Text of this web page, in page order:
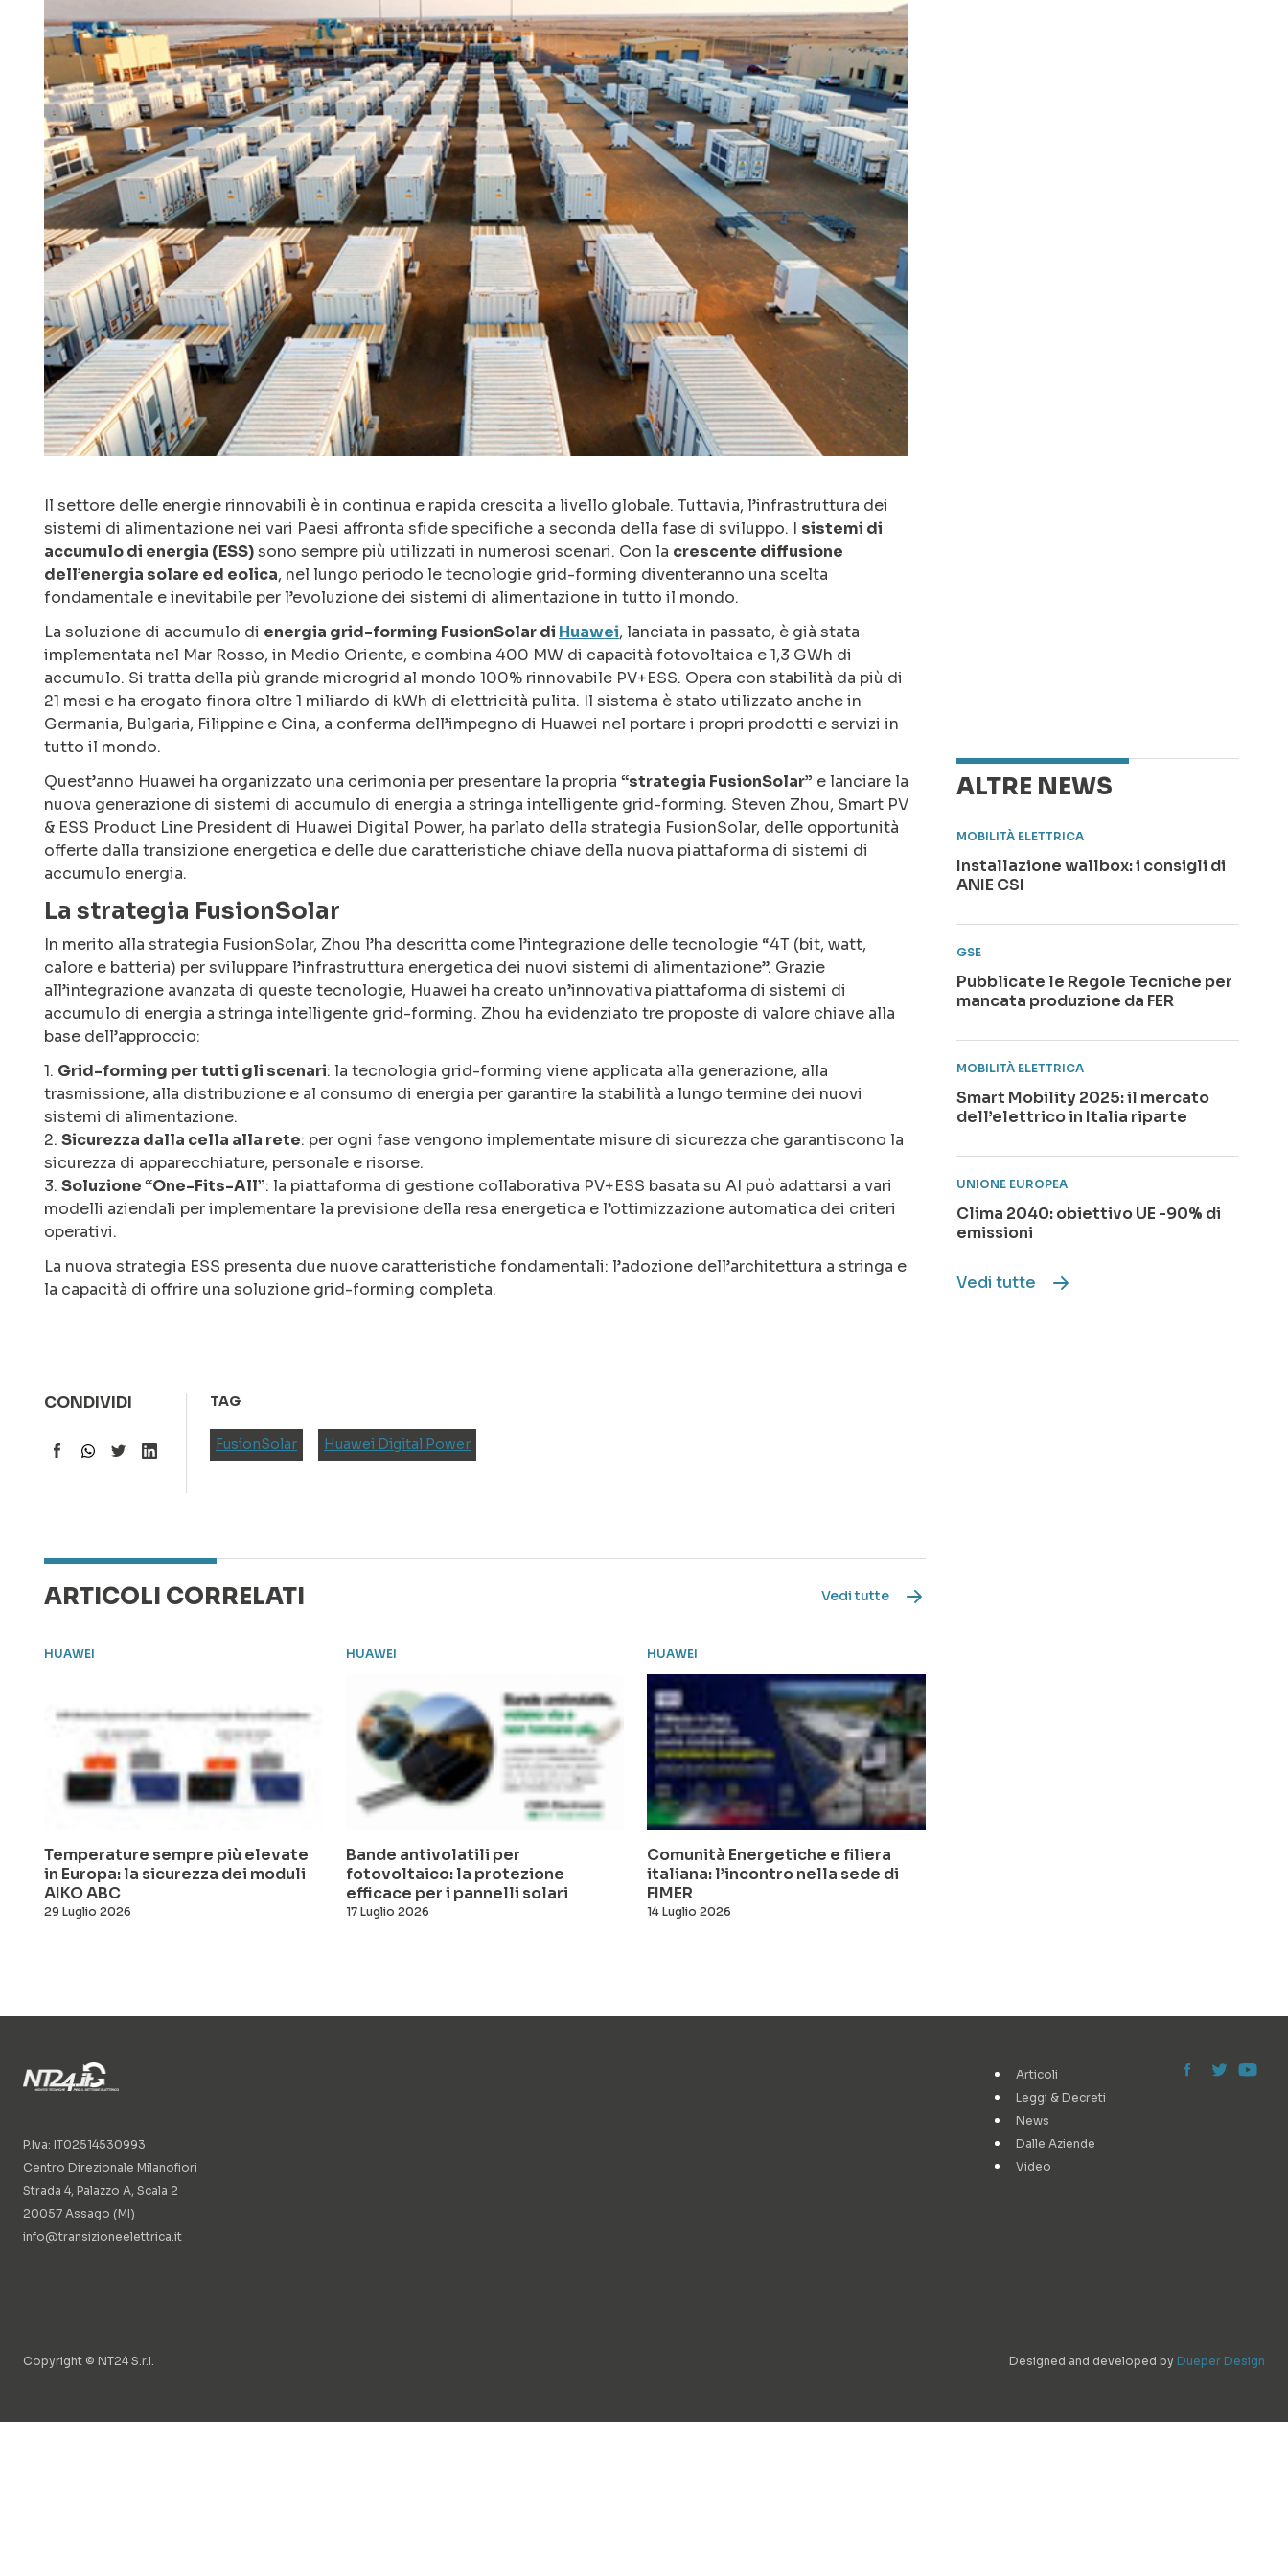
Il settore delle energie rinnovabili è in continua e rapida crescita a livello globale. Tuttavia, l’infrastruttura dei
sistemi di alimentazione nei vari Paesi affronta sfide specifiche a seconda della fase di sviluppo. I sistemi di
accumulo di energia (ESS)sono sempre più utilizzati in numerosi scenari. Con la crescente diffusione
dell’energia solare ed eolica, nel lungo periodo le tecnologie grid-forming diventeranno una scelta
fondamentale e inevitabile per l’evoluzione dei sistemi di alimentazione in tutto il mondo.
La soluzione di accumulo di energia grid-forming FusionSolar di Huawei, lanciata in passato, è già stata
implementata nel Mar Rosso, in Medio Oriente, e combina 400 MW di capacità fotovoltaica e 1,3 GWh di
accumulo. Si tratta della più grande microgrid al mondo 100% rinnovabile PV+ESS. Opera con stabilità da più di
21 mesi e ha erogato finora oltre 1 miliardo di kWh di elettricità pulita. Il sistema è stato utilizzato anche in
Germania, Bulgaria, Filippine e Cina, a conferma dell’impegno di Huawei nel portare i propri prodotti e servizi in
tutto il mondo.
Quest’anno Huawei ha organizzato una cerimonia per presentare la propria “strategia FusionSolar” e lanciare la
nuova generazione di sistemi di accumulo di energia a stringa intelligente grid-forming. Steven Zhou, Smart PV
& ESS Product Line President di Huawei Digital Power, ha parlato della strategia FusionSolar, delle opportunità
offerte dalla transizione energetica e delle due caratteristiche chiave della nuova piattaforma di sistemi di
accumulo energia.
La strategia FusionSolar
In merito alla strategia FusionSolar, Zhou l’ha descritta come l’integrazione delle tecnologie “4T (bit, watt,
calore e batteria) per sviluppare l’infrastruttura energetica dei nuovi sistemi di alimentazione”. Grazie
all’integrazione avanzata di queste tecnologie, Huawei ha creato un’innovativa piattaforma di sistemi di
accumulo di energia a stringa intelligente grid-forming. Zhou ha evidenziato tre proposte di valore chiave alla
base dell’approccio:
1. Grid-forming per tutti gli scenari: la tecnologia grid-forming viene applicata alla generazione, alla
trasmissione, alla distribuzione e al consumo di energia per garantire la stabilità a lungo termine dei nuovi
sistemi di alimentazione.
2. Sicurezza dalla cella alla rete: per ogni fase vengono implementate misure di sicurezza che garantiscono la
sicurezza di apparecchiature, personale e risorse.
3. Soluzione “One-Fits-All”: la piattaforma di gestione collaborativa PV+ESS basata su AI può adattarsi a vari
modelli aziendali per implementare la previsione della resa energetica e l’ottimizzazione automatica dei criteri
operativi.
La nuova strategia ESS presenta due nuove caratteristiche fondamentali: l’adozione dell’architettura a stringa e
la capacità di offrire una soluzione grid-forming completa.
CONDIVIDI TAG
FusionSolar Huawei Digital Power
ALTRE NEWS
MOBILITÀ ELETTRICA
Installazione wallbox: i consigli di
ANIE CSI
GSE
Pubblicate le Regole Tecniche per
mancata produzione da FER
MOBILITÀ ELETTRICA
Smart Mobility 2025: il mercato
dell’elettrico in Italia riparte
UNIONE EUROPEA
Clima 2040: obiettivo UE -90% di
emissioni
Vedi tutte
ARTICOLI CORRELATI Vedi tutte
HUAWEI
Temperature sempre più elevate
in Europa: la sicurezza dei moduli
AIKO ABC
29 Luglio 2026
HUAWEI
Bande antivolatili per
fotovoltaico: la protezione
efficace per i pannelli solari
17 Luglio 2026
HUAWEI
Comunità Energetiche e filiera
italiana: l’incontro nella sede di
FIMER
14 Luglio 2026
P.Iva: IT02514530993
Centro Direzionale Milanofiori
Strada 4, Palazzo A, Scala 2
20057 Assago (MI)
info@transizioneelettrica.it
Articoli
Leggi & Decreti
News
Dalle Aziende
Video
Copyright © NT24 S.r.l. Designed and developed by Dueper Design